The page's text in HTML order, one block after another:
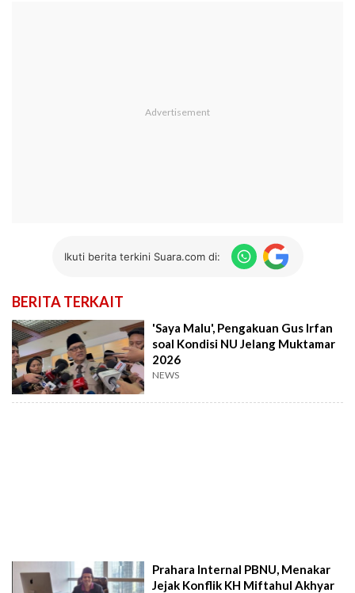
Ikuti berita terkini Suara.com di:
BERITA TERKAIT
'Saya Malu', Pengakuan Gus Irfan
soal Kondisi NU Jelang Muktamar
2026
NEWS
Prahara Internal PBNU, Menakar
Jejak Konflik KH Miftahul Akhyar